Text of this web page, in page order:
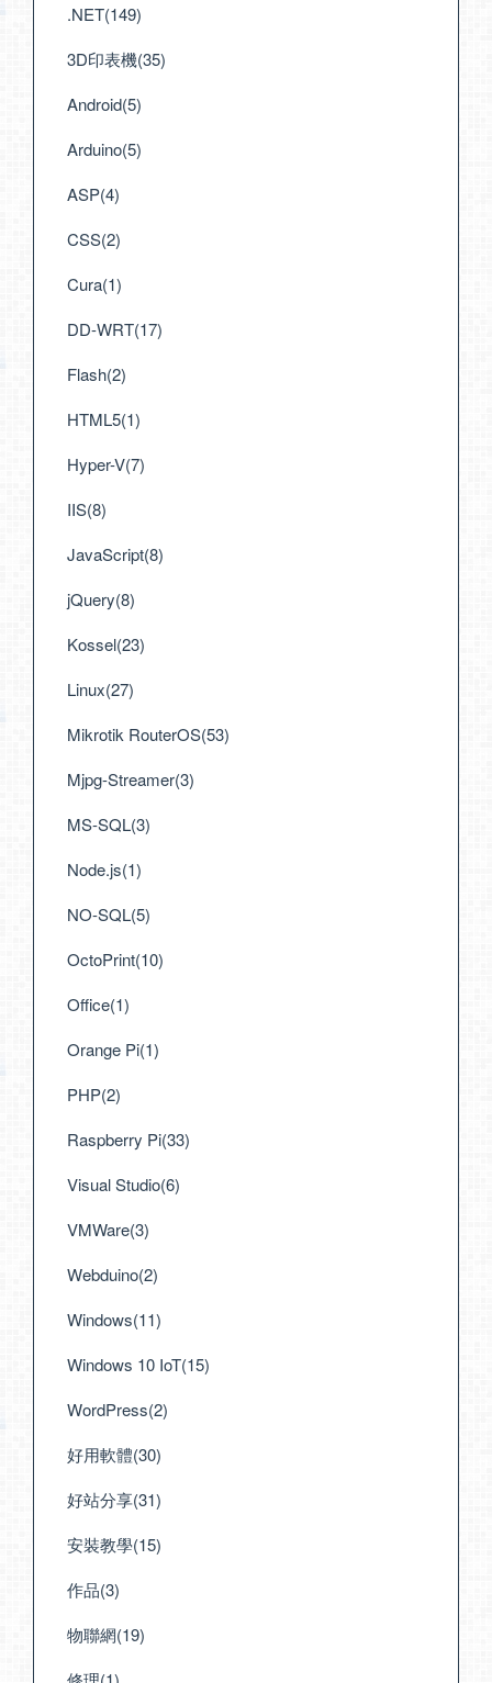
.NET(149)
3D印表機(35)
Android(5)
Arduino(5)
ASP(4)
CSS(2)
Cura(1)
DD-WRT(17)
Flash(2)
HTML5(1)
Hyper-V(7)
IIS(8)
JavaScript(8)
jQuery(8)
Kossel(23)
Linux(27)
Mikrotik RouterOS(53)
Mjpg-Streamer(3)
MS-SQL(3)
Node.js(1)
NO-SQL(5)
OctoPrint(10)
Office(1)
Orange Pi(1)
PHP(2)
Raspberry Pi(33)
Visual Studio(6)
VMWare(3)
Webduino(2)
Windows(11)
Windows 10 IoT(15)
WordPress(2)
好用軟體(30)
好站分享(31)
安裝教學(15)
作品(3)
物聯網(19)